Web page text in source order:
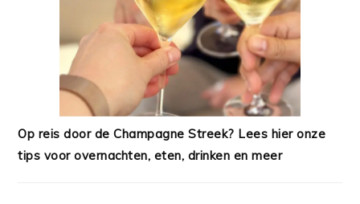
Op reis door de Champagne Streek? Lees hier onze
tips voor overnachten, eten, drinken en meer